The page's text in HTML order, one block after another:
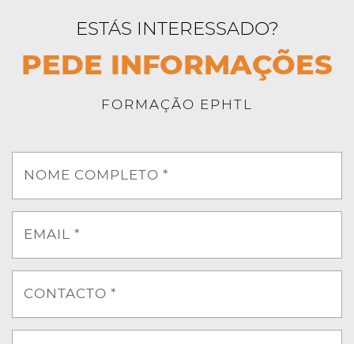
ESTÁS INTERESSADO?
PEDE INFORMAÇÕES
FORMAÇÃO EPHTL
NOME COMPLETO *
EMAIL *
CONTACTO *